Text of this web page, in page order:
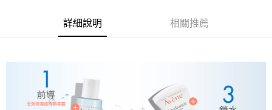
【「AFTEE先享後付」結帳流程】
１．於結帳方式選擇「AFTEE先享後付」後，將跳轉至「AFTEE先享後付」
結帳頁面，進行簡訊認證並確認金額後，即可完成結帳。
３．收到繳費通知簡訊後14天內，點擊此簡訊中的連結，可透過四大超商／
ATM／網路銀行／等多元方式進行付款，方視為交易完成。
※ 請注意：結帳手續完成當下不需立刻繳費，但若您需要取消訂單，請聯絡
購買商品的店家。未經商家同意取消之訂單仍視為有效，需透過AFTEE先享
後付繳納相關費用。
7-11取貨付款
每筆NT$80，滿NT$600(含以上)免運費
詳細說明 相關推薦